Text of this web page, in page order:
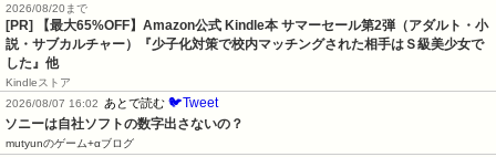
2026/08/20まで
[PR]
【最大65%OFF】Amazon公式 Kindle本 サマーセール第2弾（アダルト・小
説・サブカルチャー）『少子化対策で校内マッチングされた相手はＳ級美少女で
した』他
Kindleストア
2026/08/07 16:02
あとで読む 🐦Tweet
ソニーは自社ソフトの数字出さないの？
mutyunのゲーム+αブログ